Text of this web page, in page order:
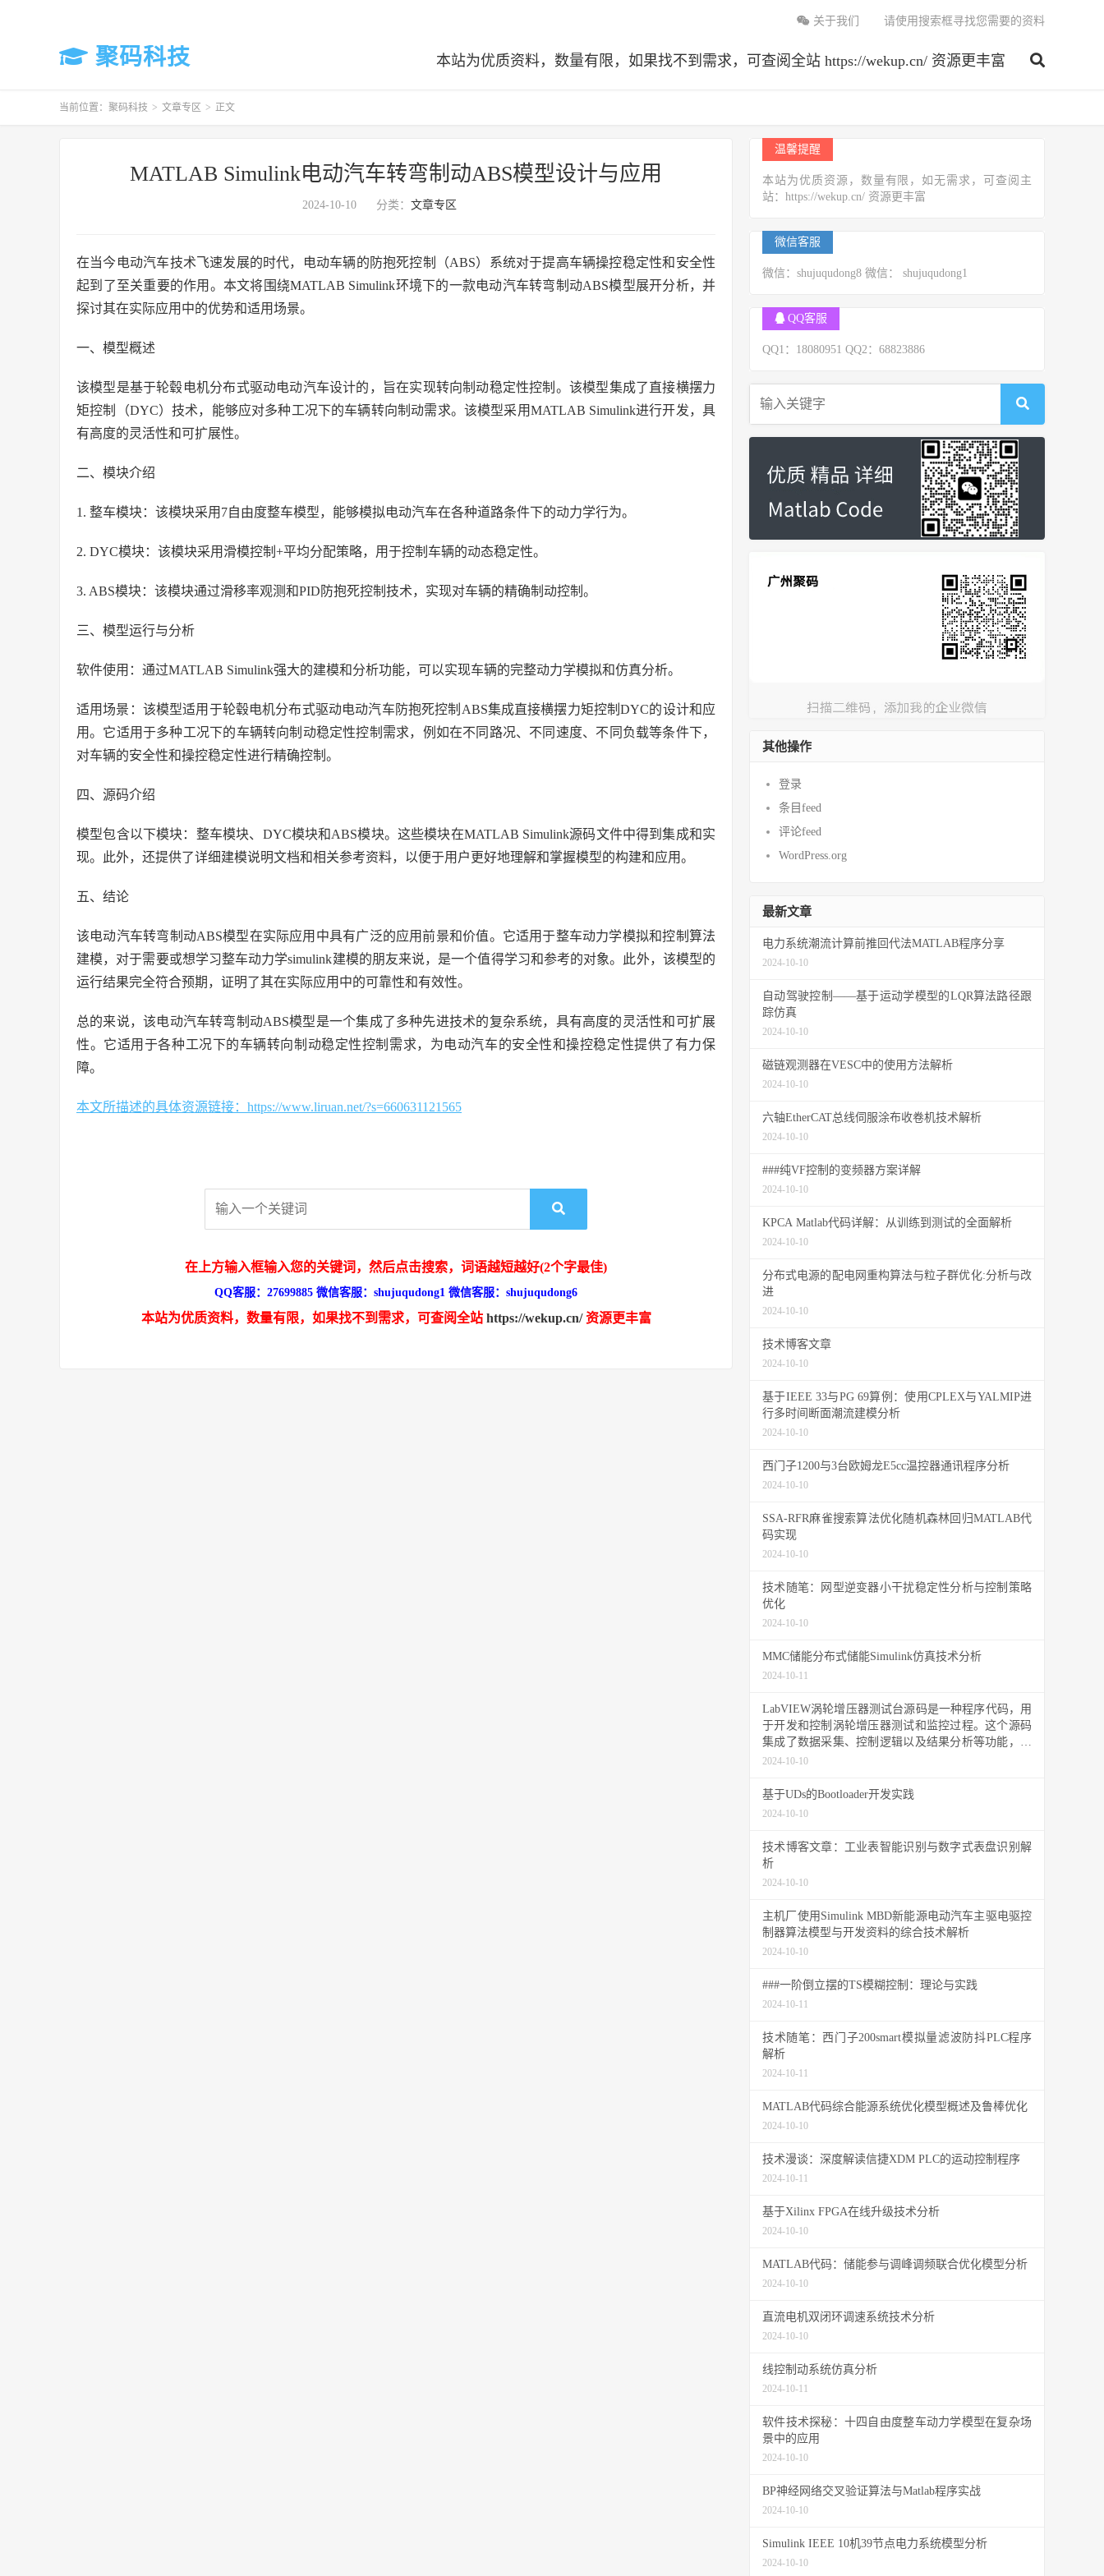
聚码科技 本站为优质资料，数量有限，如果找不到需求，可查阅全站 https://wekup.cn/ 资源更丰富
关于我们 请使用搜索框寻找您需要的资料
当前位置： 聚码科技 > 文章专区 > 正文
MATLAB Simulink电动汽车转弯制动ABS模型设计与应用
2024-10-10 分类： 文章专区
在当今电动汽车技术飞速发展的时代，电动车辆的防抱死控制（ABS）系统对于提高车辆操控稳定性和安全性
起到了至关重要的作用。本文将围绕MATLAB Simulink环境下的一款电动汽车转弯制动ABS模型展开分析，并
探讨其在实际应用中的优势和适用场景。
一、模型概述
该模型是基于轮毂电机分布式驱动电动汽车设计的，旨在实现转向制动稳定性控制。该模型集成了直接横摆力
矩控制（DYC）技术，能够应对多种工况下的车辆转向制动需求。该模型采用MATLAB Simulink进行开发，具
有高度的灵活性和可扩展性。
二、模块介绍
1. 整车模块：该模块采用7自由度整车模型，能够模拟电动汽车在各种道路条件下的动力学行为。
2. DYC模块：该模块采用滑模控制+平均分配策略，用于控制车辆的动态稳定性。
3. ABS模块：该模块通过滑移率观测和PID防抱死控制技术，实现对车辆的精确制动控制。
三、模型运行与分析
软件使用：通过MATLAB Simulink强大的建模和分析功能，可以实现车辆的完整动力学模拟和仿真分析。
适用场景：该模型适用于轮毂电机分布式驱动电动汽车防抱死控制ABS集成直接横摆力矩控制DYC的设计和应
用。它适用于多种工况下的车辆转向制动稳定性控制需求，例如在不同路况、不同速度、不同负载等条件下，
对车辆的安全性和操控稳定性进行精确控制。
四、源码介绍
模型包含以下模块：整车模块、DYC模块和ABS模块。这些模块在MATLAB Simulink源码文件中得到集成和实
现。此外，还提供了详细建模说明文档和相关参考资料，以便于用户更好地理解和掌握模型的构建和应用。
五、结论
该电动汽车转弯制动ABS模型在实际应用中具有广泛的应用前景和价值。它适用于整车动力学模拟和控制算法
建模，对于需要或想学习整车动力学simulink建模的朋友来说，是一个值得学习和参考的对象。此外，该模型的
运行结果完全符合预期，证明了其在实际应用中的可靠性和有效性。
总的来说，该电动汽车转弯制动ABS模型是一个集成了多种先进技术的复杂系统，具有高度的灵活性和可扩展
性。它适用于各种工况下的车辆转向制动稳定性控制需求，为电动汽车的安全性和操控稳定性提供了有力保
障。
本文所描述的具体资源链接：https://www.liruan.net/?s=660631121565
在上方输入框输入您的关键词，然后点击搜索，词语越短越好(2个字最佳)
QQ客服：27699885 微信客服：shujuqudong1 微信客服：shujuqudong6
本站为优质资料，数量有限，如果找不到需求，可查阅全站 https://wekup.cn/资源更丰富
温馨提醒
本站为优质资源，数量有限，如无需求，可查阅主
站：https://wekup.cn/ 资源更丰富
微信客服
微信：shujuqudong8 微信： shujuqudong1
QQ客服
QQ1：18080951 QQ2：68823886
其他操作
登录
条目feed
评论feed
WordPress.org
最新文章
电力系统潮流计算前推回代法MATLAB程序分享
2024-10-10
自动驾驶控制——基于运动学模型的LQR算法路径跟
踪仿真
2024-10-10
磁链观测器在VESC中的使用方法解析
2024-10-10
六轴EtherCAT总线伺服涂布收卷机技术解析
2024-10-10
###纯VF控制的变频器方案详解
2024-10-10
KPCA Matlab代码详解：从训练到测试的全面解析
2024-10-10
分布式电源的配电网重构算法与粒子群优化:分析与改
进
2024-10-10
技术博客文章
2024-10-10
基于IEEE 33与PG 69算例：使用CPLEX与YALMIP进
行多时间断面潮流建模分析
2024-10-10
西门子1200与3台欧姆龙E5cc温控器通讯程序分析
2024-10-10
SSA-RFR麻雀搜索算法优化随机森林回归MATLAB代
码实现
2024-10-10
技术随笔：网型逆变器小干扰稳定性分析与控制策略
优化
2024-10-10
MMC储能分布式储能Simulink仿真技术分析
2024-10-11
LabVIEW涡轮增压器测试台源码是一种程序代码，用
于开发和控制涡轮增压器测试和监控过程。这个源码
集成了数据采集、控制逻辑以及结果分析等功能，有
助于工程师全面评估涡轮增压器的性能和稳定性。这
言，具有很高的专业性和实用性。
2024-10-10
基于UDs的Bootloader开发实践
2024-10-10
技术博客文章：工业表智能识别与数字式表盘识别解
析
2024-10-10
主机厂使用Simulink MBD新能源电动汽车主驱电驱控
制器算法模型与开发资料的综合技术解析
2024-10-10
###一阶倒立摆的TS模糊控制：理论与实践
2024-10-11
技术随笔：西门子200smart模拟量滤波防抖PLC程序
解析
2024-10-11
MATLAB代码综合能源系统优化模型概述及鲁棒优化
2024-10-10
技术漫谈：深度解读信捷XDM PLC的运动控制程序
2024-10-11
基于Xilinx FPGA在线升级技术分析
2024-10-10
MATLAB代码：储能参与调峰调频联合优化模型分析
2024-10-10
直流电机双闭环调速系统技术分析
2024-10-10
线控制动系统仿真分析
2024-10-11
软件技术探秘：十四自由度整车动力学模型在复杂场
景中的应用
2024-10-10
BP神经网络交叉验证算法与Matlab程序实战
2024-10-10
Simulink IEEE 10机39节点电力系统模型分析
2024-10-10